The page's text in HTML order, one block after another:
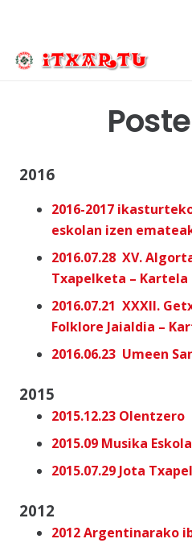
2016
2016-2017
eskolan izen
2016.07.28 XV.
Txapelketa – Kartela
2016.07.21 XXXII.
Folklore Jaialdia –
2016.06.23 Umeen
2015
2015.12.23 Olentzero
2015.09 Musika
2015.07.29 Jota
2012
2012 Argentinarako